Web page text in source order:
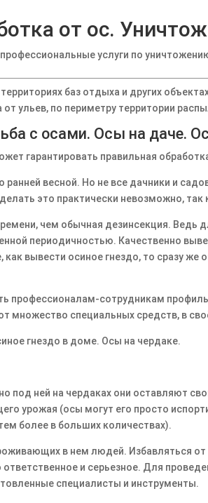
от ос.
услуги по
баз отдыха и других
ульев, по периметру территории
с осами. Осы на даче.
гарантировать правильная
весной. Но не все дачники и
это практически невозможно,
чем обычная дезинсекция. Ведь
периодичностью. Качественно
как вывести осиное гнездо, то сразу же
профессионалам-сотрудникам
специальных средств, в
гнездо в доме. Осы на чердаке.
под ней на чердаках они оставляют
урожая (осы могут его просто
более в больших количествах).
в нем людей. Избавляться
и серьезное. Для
специалисты и инструменты.